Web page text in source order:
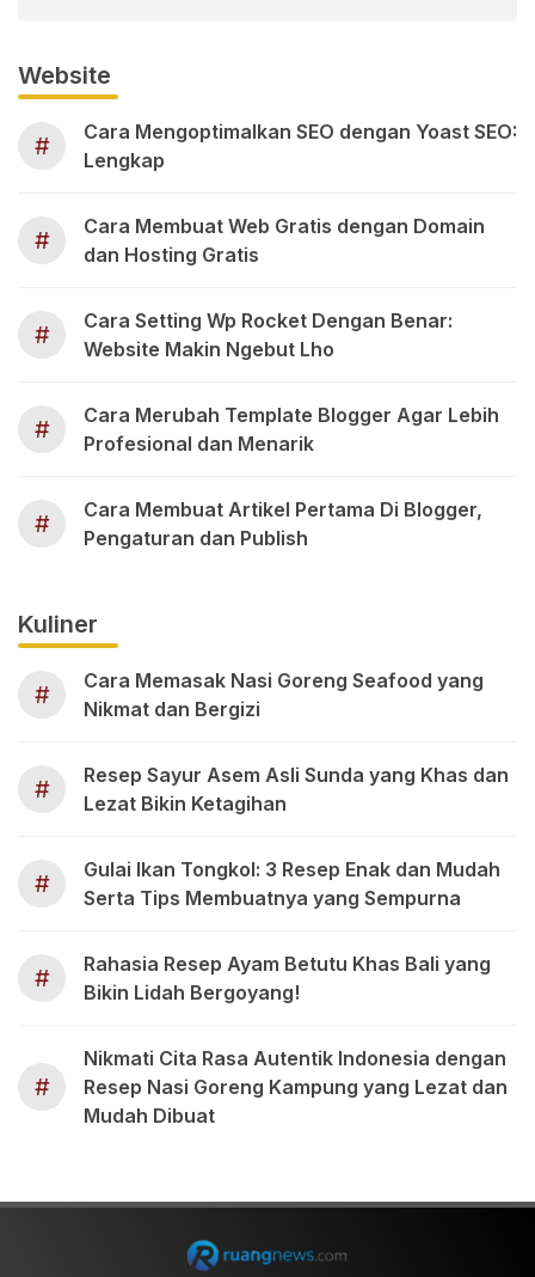
Website
#
Cara Mengoptimalkan SEO dengan Yoast SEO:
Lengkap
#
Cara Membuat Web Gratis dengan Domain
dan Hosting Gratis
#
Cara Setting Wp Rocket Dengan Benar:
Website Makin Ngebut Lho
#
Cara Merubah Template Blogger Agar Lebih
Profesional dan Menarik
#
Cara Membuat Artikel Pertama Di Blogger,
Pengaturan dan Publish
Kuliner
#
Cara Memasak Nasi Goreng Seafood yang
Nikmat dan Bergizi
#
Resep Sayur Asem Asli Sunda yang Khas dan
Lezat Bikin Ketagihan
#
Gulai Ikan Tongkol: 3 Resep Enak dan Mudah
Serta Tips Membuatnya yang Sempurna
#
Rahasia Resep Ayam Betutu Khas Bali yang
Bikin Lidah Bergoyang!
#
Nikmati Cita Rasa Autentik Indonesia dengan
Resep Nasi Goreng Kampung yang Lezat dan
Mudah Dibuat